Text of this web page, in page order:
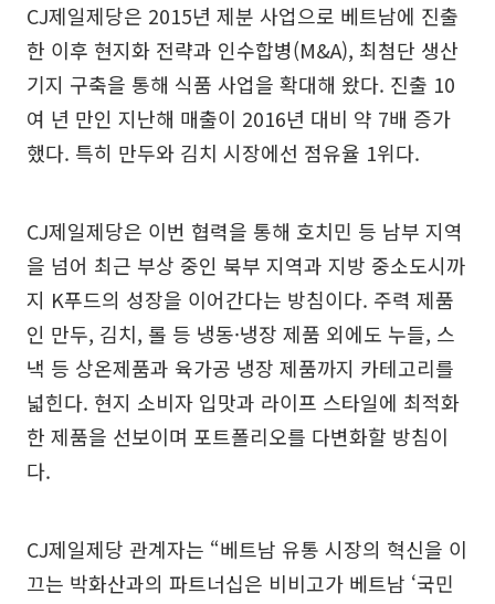
CJ제일제당은 2015년 제분 사업으로 베트남에 진출
한 이후 현지화 전략과 인수합병(M&A), 최첨단 생산
기지 구축을 통해 식품 사업을 확대해 왔다. 진출 10
여 년 만인 지난해 매출이 2016년 대비 약 7배 증가
했다. 특히 만두와 김치 시장에선 점유율 1위다.
CJ제일제당은 이번 협력을 통해 호치민 등 남부 지역
을 넘어 최근 부상 중인 북부 지역과 지방 중소도시까
지 K푸드의 성장을 이어간다는 방침이다. 주력 제품
인 만두, 김치, 롤 등 냉동·냉장 제품 외에도 누들, 스
낵 등 상온제품과 육가공 냉장 제품까지 카테고리를
넓힌다. 현지 소비자 입맛과 라이프 스타일에 최적화
한 제품을 선보이며 포트폴리오를 다변화할 방침이
다.
CJ제일제당 관계자는 “베트남 유통 시장의 혁신을 이
끄는 박화산과의 파트너십은 비비고가 베트남 ‘국민